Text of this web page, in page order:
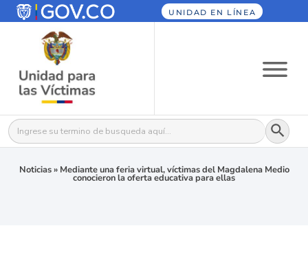
UNIDAD EN LÍNEA
Buscar: Botón
Noticias» Mediante una feria virtual, víctimas del Magdalena Medio
conocieron la oferta educativa para ellas